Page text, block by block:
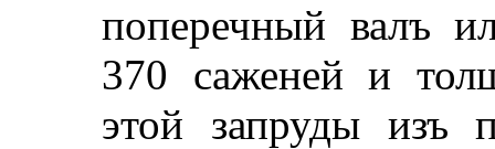
поперечный валъ
370 саженей и
этой запруды изъ